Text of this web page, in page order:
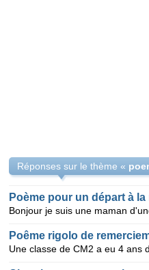
Réponses sur le thème «